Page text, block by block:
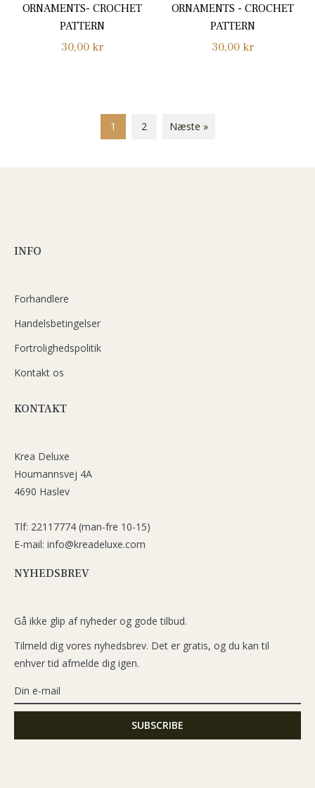
ORNAMENTS- CROCHET
PATTERN
Normalpris
30,00 kr
ORNAMENTS - CROCHET
PATTERN
Normalpris
30,00 kr
1 2 Næste »
INFO
Forhandlere
Handelsbetingelser
Fortrolighedspolitik
Kontakt os
KONTAKT
Krea Deluxe
Houmannsvej 4A
4690 Haslev
Tlf: 22117774 (man-fre 10-15)
E-mail: info@kreadeluxe.com
NYHEDSBREV
Gå ikke glip af nyheder og gode tilbud.
Tilmeld dig vores nyhedsbrev. Det er gratis, og du kan til
enhver tid afmelde dig igen.